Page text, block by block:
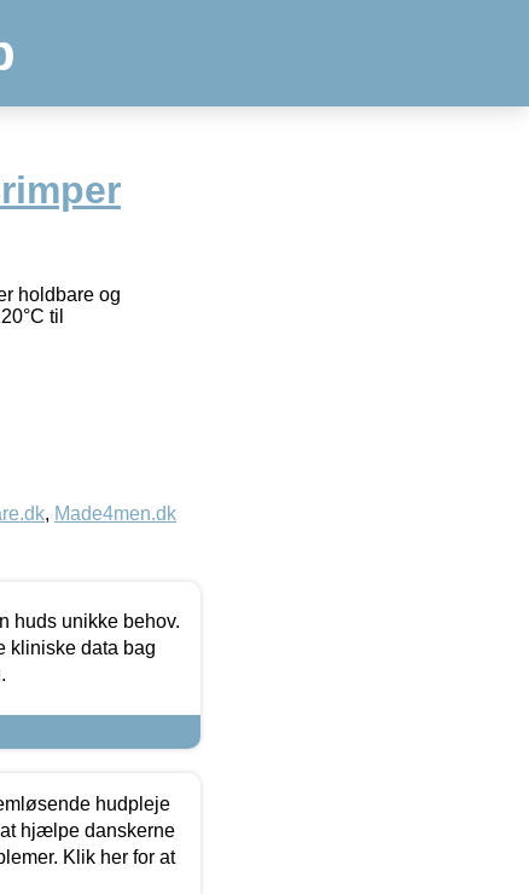
holdbare og
til
, Made4men.dk
huds unikke behov.
kliniske data bag
hudpleje
hjælpe danskerne
Klik her for at